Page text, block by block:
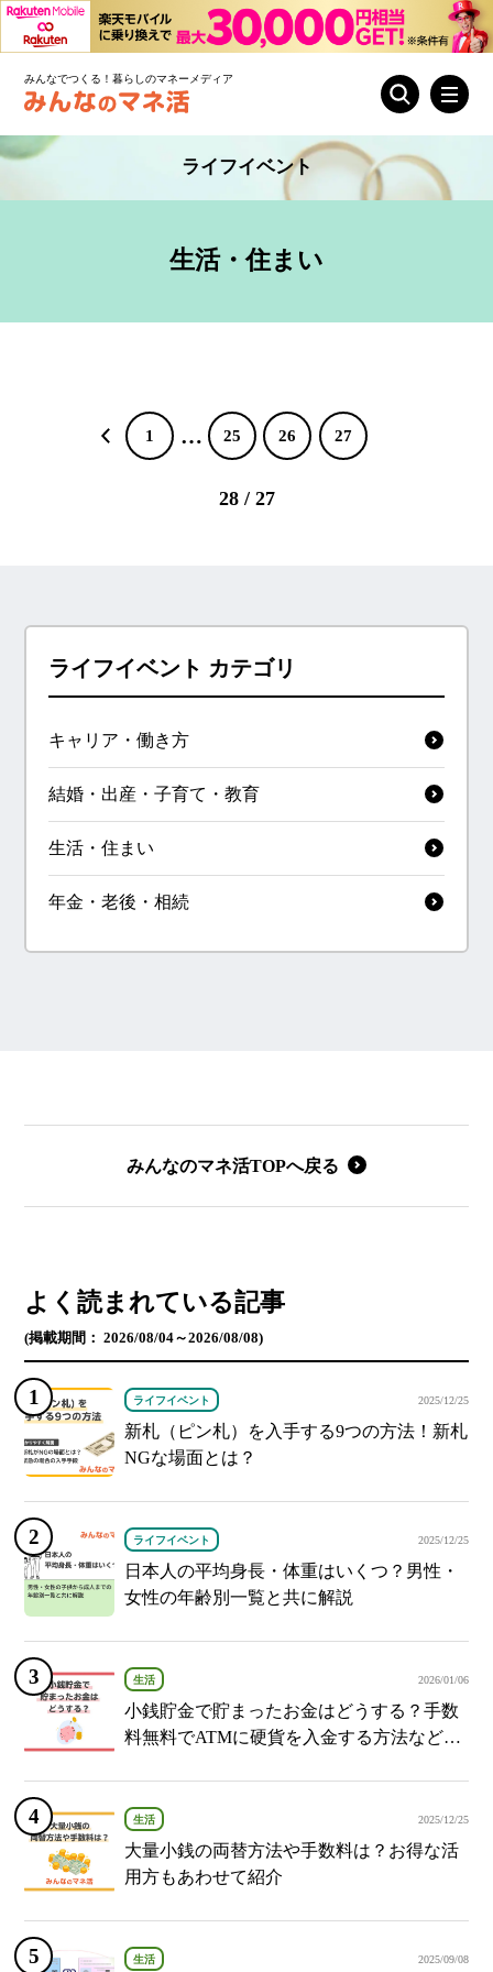
みんなでつくる！暮らしのマネーメディア
ライフイベント
生活・住まい
1 … 25 26 27
28 / 27
ライフイベント カテゴリ
キャリア・働き方
結婚・出産・子育て・教育
生活・住まい
年金・老後・相続
みんなのマネ活TOPへ戻る
よく読まれている記事
(掲載期間： 2026/08/04～2026/08/08)
ライフイベント 2025/12/25
新札（ピン札）を入手する9つの方法！新札
NGな場面とは？
ライフイベント 2025/12/25
日本人の平均身長・体重はいくつ？男性・
女性の年齢別一覧と共に解説
生活 2026/01/06
小銭貯金で貯まったお金はどうする？手数
料無料でATMに硬貨を入金する方法など紹
生活 2025/12/25
大量小銭の両替方法や手数料は？お得な活
用方もあわせて紹介
生活 2025/09/08